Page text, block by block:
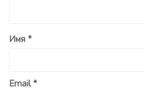
Имя *
Email*